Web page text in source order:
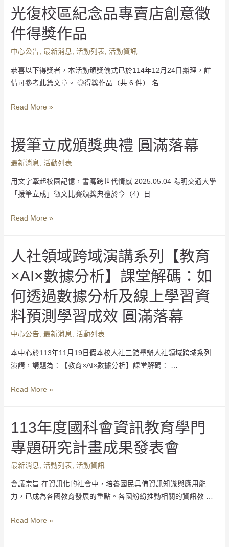
光復校區紀念品專賣店創意徵
件得獎作品
中心公告 ,最新消息 ,活動列表 ,活動資訊
恭喜以下得獎者，本活動頒獎儀式已於114年12月24日辦理，詳
情可參考此篇文章。 ◎得獎作品（共 6 件） 名 …
Read More »
援筆立成頒獎典禮 圓滿落幕
最新消息 ,活動列表
用文字牽起校園記憶，書寫跨世代情感 2025.05.04 陽明交通大學
「援筆立成」徵文比賽頒獎典禮於今（4）日 …
Read More »
人社領域跨域演講系列【教育
×AI×數據分析】課堂解碼：如
何透過數據分析及線上學習資
料預測學習成效 圓滿落幕
中心公告,最新消息,活動列表
本中心於113年11月19日假本校人社三館舉辦人社領域跨域系列
演講，講題為：【教育×AI×數據分析】課堂解碼： …
Read More »
113年度國科會資訊教育學門
專題研究計畫成果發表會
最新消息 ,活動列表 ,活動資訊
會議宗旨 在資訊化的社會中，培養國民具備資訊知識與應用能
力，已成為各國教育發展的重點。各國紛紛推動相關的資訊教 …
Read More »